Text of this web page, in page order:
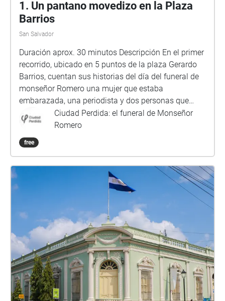
1. Un pantano movedizo en la Plaza
Barrios
San Salvador
Duración aprox. 30 minutos Descripción En el primer
recorrido, ubicado en 5 puntos de la plaza Gerardo
Barrios, cuentan sus historias del día del funeral de
monseñor Romero una mujer que estaba
embarazada, una periodista y dos personas que
conocieron de forma personal al arzobispo de San
Salvador. Además de sus recuerdos de ese día,
Meybel Molina de García, Francisco Manzanares,
Yolanda Rodríguez de Gutiérrez y el padre Jon
Romero y la importancia de sus homilías en la
víspera del conflicto armado. Ubicación, orden y
avenida sur Duración: 5:02 min 2\. Un pantano
movedizo Ubicación: costado norte de la plaza
Barrios, en medio de los árboles Duración: 3:30
minutos 3\. El momento antes del colapso
Ubicación: esquina de avenida Cuscatlán y 2a calle
oriente Duración: 4:30 minutos 4\. Hacerse un
granito de arroz Ubicación: 2a calle oriente, frente a
Ciudad Perdida: el funeral de Monseñor
Romero
free